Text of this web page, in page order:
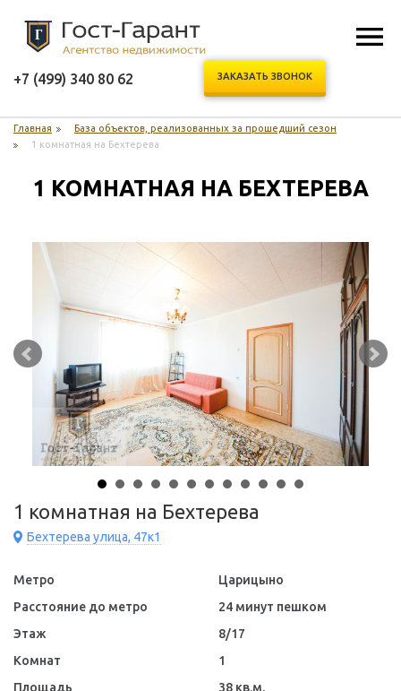
+7 (499) 340 80 62 ЗАКАЗАТЬ ЗВОНОК
Главная
База объектов, реализованных за прошедший сезон
1 комнатная на Бехтерева
1 КОМНАТНАЯ НА БЕХТЕРЕВА
1 комнатная на Бехтерева
Бехтерева улица, 47к1
Метро
Царицыно
Расстояние до метро
24 минут пешком
Этаж
8/17
Комнат
1
Площадь
38 кв.м.